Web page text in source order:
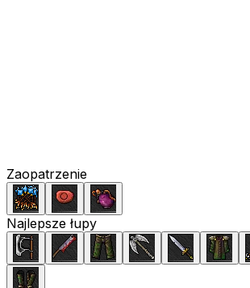
Zaopatrzenie
Najlepsze łupy